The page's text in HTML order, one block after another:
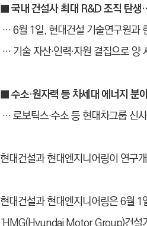
■ 국내 건설사 최대 R&D 조직 탄생
… 6월 1일, 현대건설 기술연구원과
… 기술 자산·인력·자원 결집으로 양
■ 수소·원자력 등 차세대 에너지 분
… 로보틱스·수소 등 현대차그룹 신
현대건설과 현대엔지니어링이 연구
현대건설과 현대엔지니어링은 6월